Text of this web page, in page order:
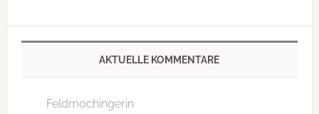
AKTUELLE KOMMENTARE
Feldmochingerin